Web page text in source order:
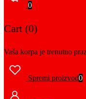
0
Cart (0)
Vaša korpa je trenutno
Spremi proizvod0